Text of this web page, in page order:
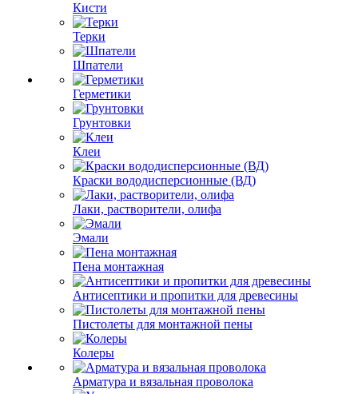
Кисти
Терки
Шпатели
Герметики
Грунтовки
Клеи
Краски вододисперсионные (ВД)
Лаки, растворители, олифа
Эмали
Пена монтажная
Антисептики и пропитки для древесины
Пистолеты для монтажной пены
Колеры
Арматура и вязальная проволока